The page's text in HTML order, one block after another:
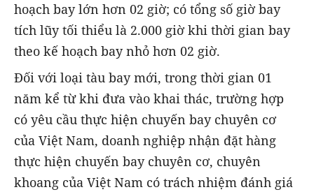
hoạch bay lớn hơn 02 giờ; có tổng số giờ bay
tích lũy tối thiểu là 2.000 giờ khi thời gian bay
theo kế hoạch bay nhỏ hơn 02 giờ.
Đối với loại tàu bay mới, trong thời gian 01
năm kể từ khi đưa vào khai thác, trường hợp
có yêu cầu thực hiện chuyến bay chuyên cơ
của Việt Nam, doanh nghiệp nhận đặt hàng
thực hiện chuyến bay chuyên cơ, chuyên
khoang của Việt Nam có trách nhiệm đánh giá